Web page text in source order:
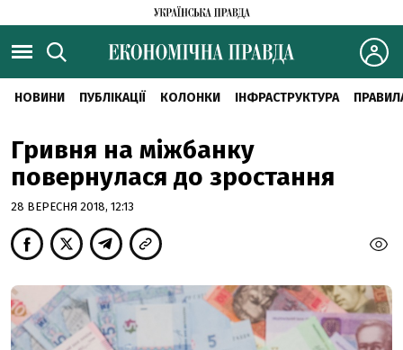
НОВИНИ ПУБЛІКАЦІЇ КОЛОНКИ ІНФРАСТРУКТУРА
Гривня на міжбанку
повернулася до зростання
28 ВЕРЕСНЯ 2018, 12:13